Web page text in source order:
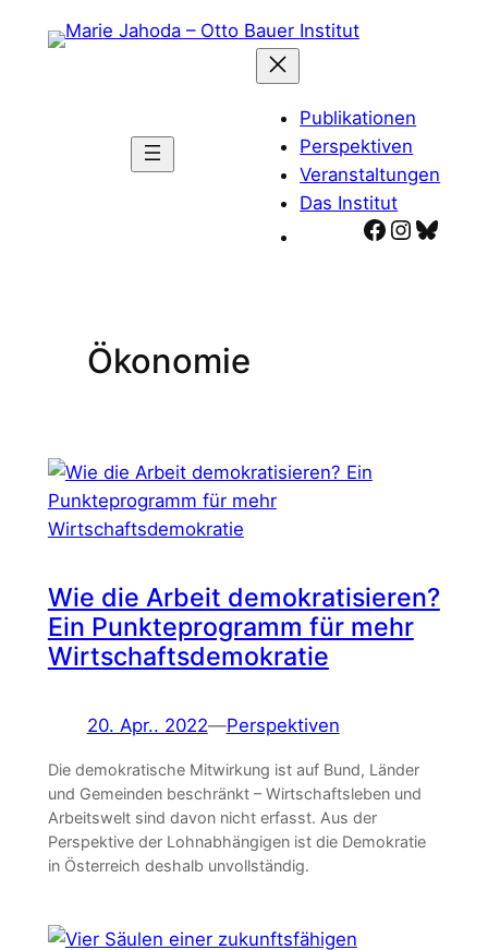
Inhalt
Publikationen
Perspektiven
Veranstaltungen
Das Institut
Facebook
Ökonomie
Wie die Arbeit demokratisieren?
Ein Punkteprogramm für mehr
Wirtschaftsdemokratie
20. Apr.. 2022—Perspektiven
Die demokratische Mitwirkung ist auf Bund, Länder
und Gemeinden beschränkt – Wirtschaftsleben und
Arbeitswelt sind davon nicht erfasst. Aus der
Perspektive der Lohnabhängigen ist die Demokratie
in Österreich deshalb unvollständig.